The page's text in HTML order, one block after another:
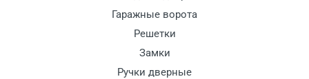
Гаражные ворота
Решетки
Замки
Ручки дверные